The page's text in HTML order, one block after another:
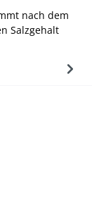
nach dem
Salzgehalt